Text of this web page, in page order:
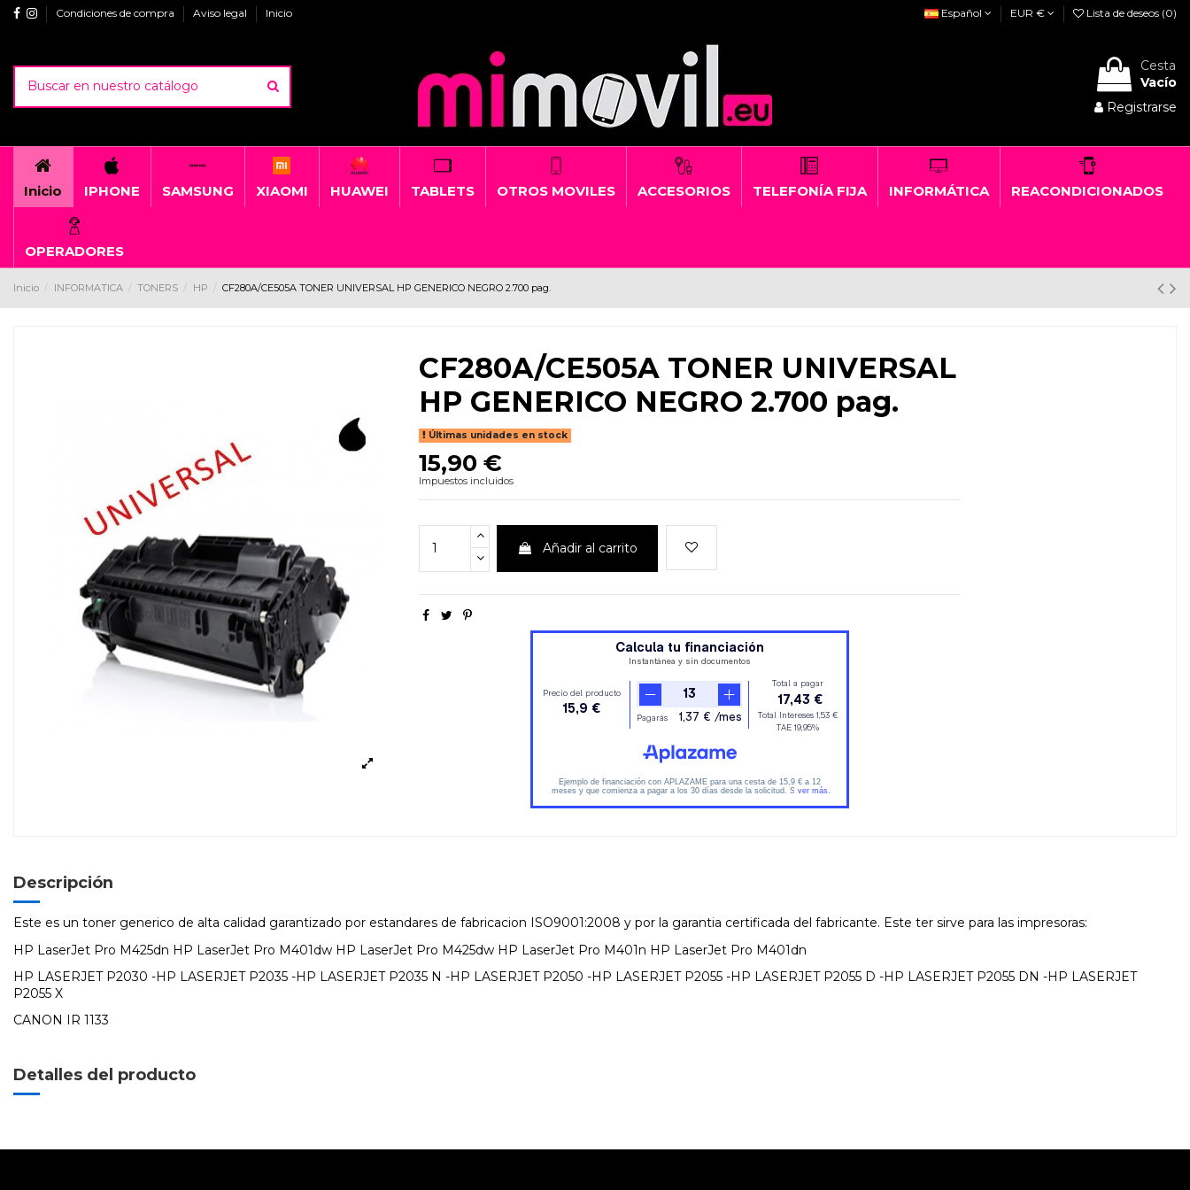
Condiciones de compra Aviso legal Inicio Español EUR € Lista de deseos (0)
Cesta
Vacío
Registrarse
Inicio IPHONE SAMSUNG XIAOMI HUAWEI TABLETS OTROS MOVILES ACCESORIOS TELEFONÍA FIJA INFORMÁTICA REACONDICIONADOS
OPERADORES
Inicio INFORMATICA TONERS HP CF280A/CE505A TONER UNIVERSAL HP GENERICO NEGRO 2.700 pag.
CF280A/CE505A TONER UNIVERSAL
HP GENERICO NEGRO 2.700 pag.
Últimas unidades en stock
15,90 €
Impuestos incluidos
Añadir al carrito
Descripción
Este es un toner generico de alta calidad garantizado por estandares de fabricacion ISO9001:2008 y por la garantia certificada del fabricante. Este ter sirve para las impresoras:
HP LaserJet Pro M425dn HP LaserJet Pro M401dw HP LaserJet Pro M425dw HP LaserJet Pro M401n HP LaserJet Pro M401dn
HP LASERJET P2030 -HP LASERJET P2035 -HP LASERJET P2035 N -HP LASERJET P2050 -HP LASERJET P2055 -HP LASERJET P2055 D -HP LASERJET P2055 DN -HP LASERJET
P2055 X
CANON IR 1133
Detalles del producto